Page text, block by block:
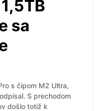
sa
s čipom M2 Ultra,
S prechodom
došlo totiž k